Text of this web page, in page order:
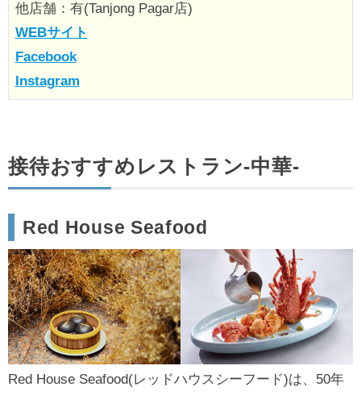
他店舗：有(Tanjong Pagar店)
WEBサイト
Facebook
Instagram
接待おすすめレストラン‐中華‐
Red House Seafood
Red House Seafood(レッドハウスシーフード)は、50年